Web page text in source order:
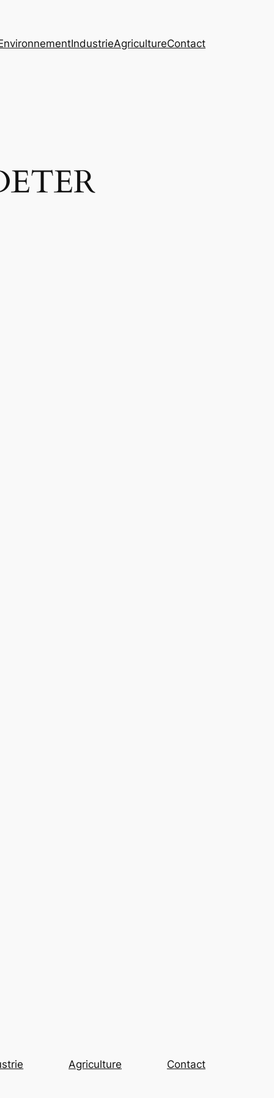
IndustrieAgricultureContact
Agriculture Contact